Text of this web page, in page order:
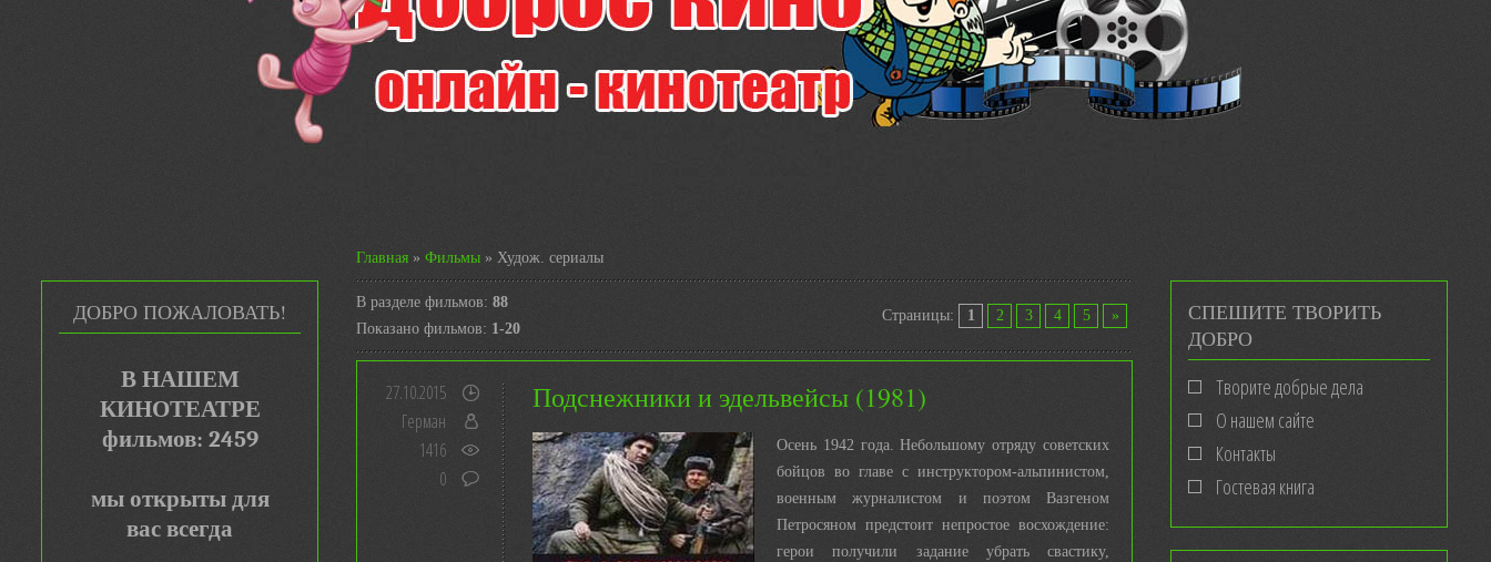
ДОБРО ПОЖАЛОВАТЬ!
В НАШЕМ
КИНОТЕАТРЕ
фильмов: 2459
мы открыты для
вас всегда
Главная » Фильмы » Худож. сериалы
В разделе фильмов: 88
Показано фильмов: 1-20
Страницы: 1 2 3 4 5 »
Подснежники и эдельвейсы (1981)
Осень 1942 года. Небольшому отряду советских
бойцов во главе с инструктором-альпинистом,
военным журналистом и поэтом Вазгеном
Петросяном предстоит непростое восхождение:
герои получили задание убрать свастику,
27.10.2015
Герман
1416
0
СПЕШИТЕ ТВОРИТЬ
ДОБРО
Творите добрые дела
О нашем сайте
Контакты
Гостевая книга